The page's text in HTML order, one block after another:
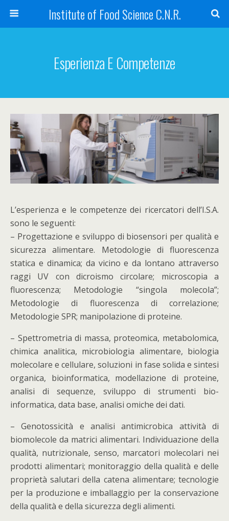
Institute of Food Science C.N.R.
Esperienza E Competenze
L’esperienza e le competenze dei ricercatori dell’I.S.A.
sono le seguenti:
– Progettazione e sviluppo di biosensori per qualità e
sicurezza alimentare. Metodologie di fluorescenza
statica e dinamica; da vicino e da lontano attraverso
raggi UV con dicroismo circolare; microscopia a
fluorescenza; Metodologie “singola molecola”;
Metodologie di fluorescenza di correlazione;
Metodologie SPR; manipolazione di proteine.
– Spettrometria di massa, proteomica, metabolomica,
chimica analitica, microbiologia alimentare, biologia
molecolare e cellulare, soluzioni in fase solida e sintesi
organica, bioinformatica, modellazione di proteine,
analisi di sequenze, sviluppo di strumenti bio-
informatica, data base, analisi omiche dei dati.
– Genotossicità e analisi antimicrobica attività di
biomolecole da matrici alimentari. Individuazione della
qualità, nutrizionale, senso, marcatori molecolari nei
prodotti alimentari; monitoraggio della qualità e delle
proprietà salutari della catena alimentare; tecnologie
per la produzione e imballaggio per la conservazione
della qualità e della sicurezza degli alimenti.